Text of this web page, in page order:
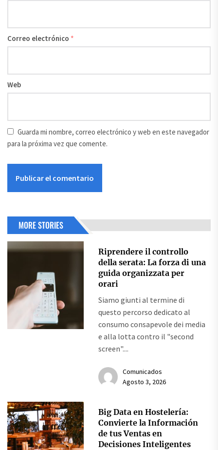
Correo electrónico *
Web
Guarda mi nombre, correo electrónico y web en este navegador
para la próxima vez que comente.
MORE STORIES
Riprendere il controllo
della serata: La forza di una
guida organizzata per
orari
Siamo giunti al termine di
questo percorso dedicato al
consumo consapevole dei media
e alla lotta contro il "second
screen"....
Comunicados
Agosto 3, 2026
Big Data en Hostelería:
Convierte la Información
de tus Ventas en
Decisiones Inteligentes